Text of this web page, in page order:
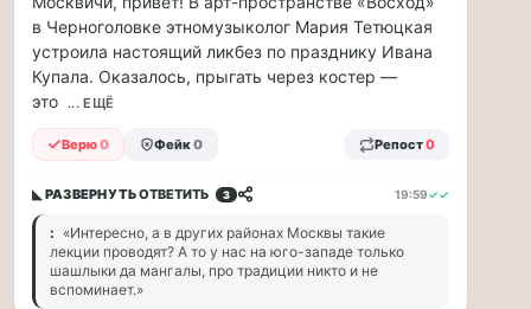
88
млн
рублей
в
рамках
договора
страхов...
августа
в
московском
в Черноголовке этномузыколог Мария Тетюцкая
устроила настоящий ликбез по празднику Ивана
Купала. Оказалось, прыгать через костер —
это ... ЕЩЁ
Верю0 Фейк0 Репост0
◣ РАЗВЕРНУТЬОТВЕТИТЬ 3 19:59✓✓
: «Интересно, а в других районах Москвы такие
лекции проводят? А то у нас на юго-западе только
шашлыки да мангалы, про традиции никто и не
вспоминает.»